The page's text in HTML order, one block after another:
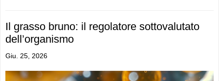
Il grasso bruno: il regolatore sottovalutato
dell’organismo
Giu. 25, 2026